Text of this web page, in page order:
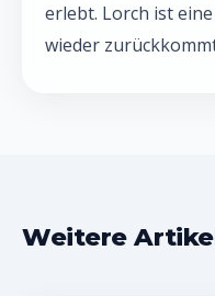
erlebt. Lorch ist
wieder
Weitere